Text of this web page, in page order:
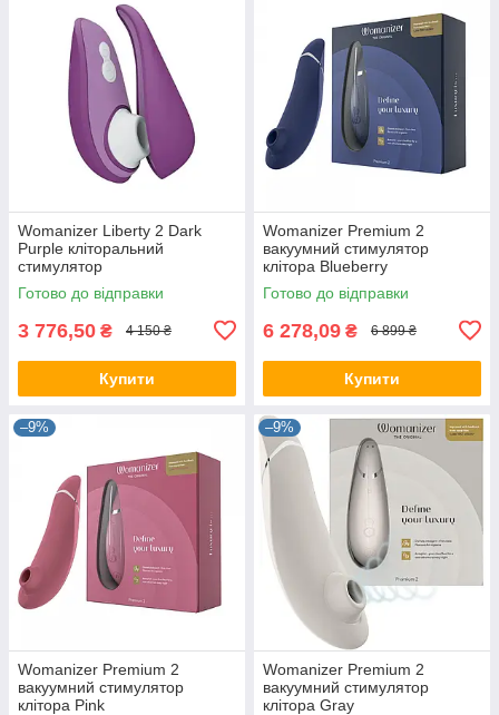
Womanizer Liberty 2 Dark
Purple кліторальний
стимулятор
Готово до відправки
3 776,50 ₴ 4 150 ₴
Купити
Womanizer Premium 2
вакуумний стимулятор
клітора Blueberry
Готово до відправки
6 278,09 ₴ 6 899 ₴
Купити
–9%
Womanizer Premium 2
вакуумний стимулятор
клітора Pink
–9%
Womanizer Premium 2
вакуумний стимулятор
клітора Gray